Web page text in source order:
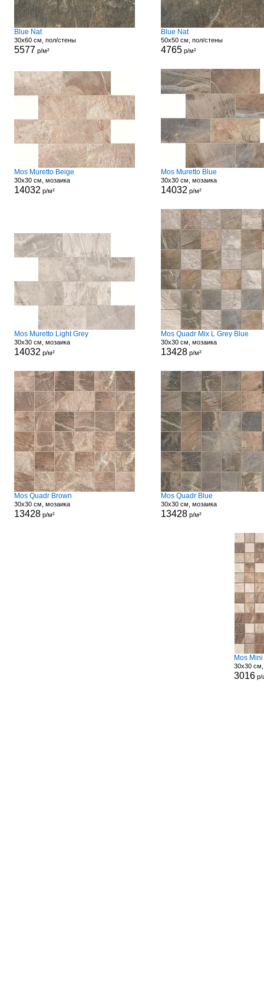
Blue Nat
30x60 см, пол/стены
5577 р/м²
Blue Nat
50x50 см, пол/стены
4765р/м²
Mos Muretto Beige
30x30 см, мозаика
14032 р/м²
Mos Muretto Blue
30x30 см, мозаика
14032 р/м²
Mos Muretto Light Grey
30x30 см, мозаика
14032 р/м²
Mos Quadr Mix L Grey Blue
30x30 см, мозаика
13428р/м²
Mos Quadr Brown
30x30 см, мозаика
13428р/м²
Mos Quadr Blue
30x30 см, мозаика
13428р/м²
Mos
30x30
3016 р/